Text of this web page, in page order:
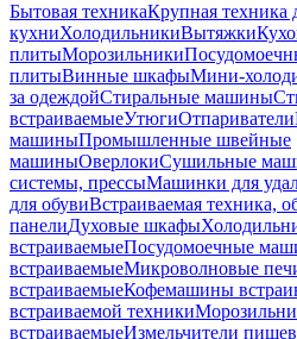
Бытовая техникаКрупная техника
кухниХолодильникиВытяжки
плитыМорозильники
плитыВинные шкафыМини-
за одеждойСтиральные машины
встраиваемыеУтюгиОтпариватели
машиныПромышленные швейные
машиныОверлокиСушильные
системы, прессыМашинки для
для обувиВстраиваемая техника,
панелиДуховые шкафы
встраиваемыеПосудомоечные
встраиваемыеМикроволновые
встраиваемыеКофемашины
встраиваемой техники
встраиваемыеИзмельчители